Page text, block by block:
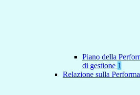
Piano della
di gestione 1
Relazione sulla